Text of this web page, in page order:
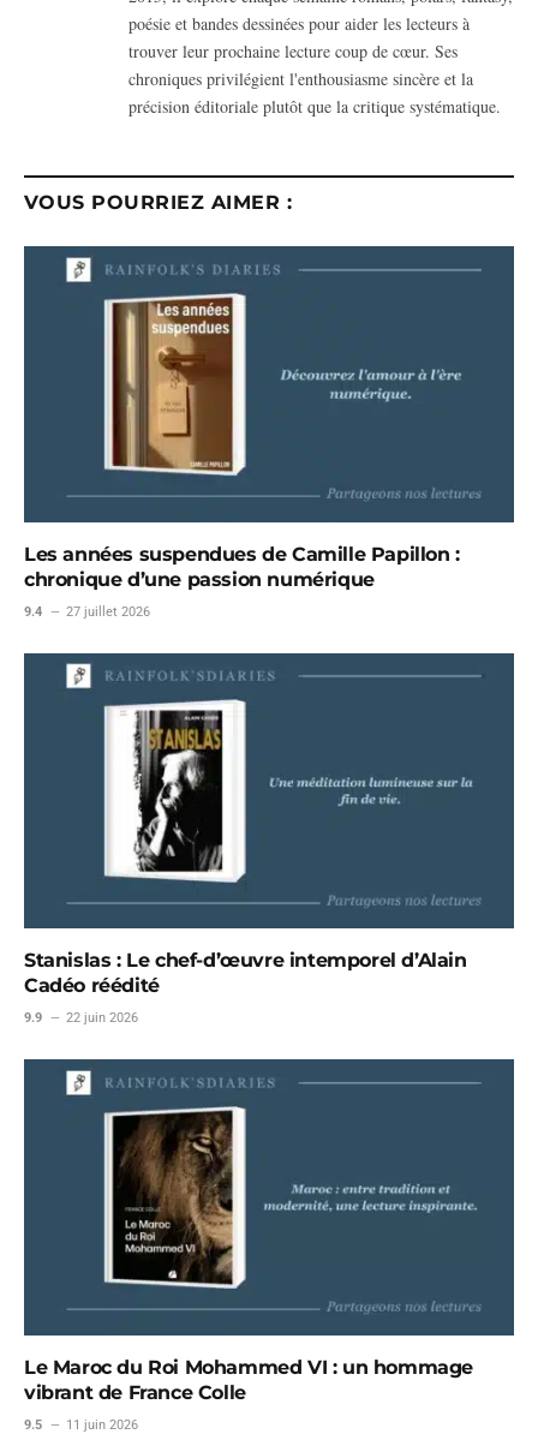
poésie et bandes dessinées pour aider les lecteurs à
trouver leur prochaine lecture coup de cœur. Ses
chroniques privilégient l'enthousiasme sincère et la
précision éditoriale plutôt que la critique systématique.
VOUS POURRIEZ AIMER :
Les années suspendues de Camille Papillon :
chronique d’une passion numérique
9.4 27 juillet 2026
Stanislas : Le chef-d’œuvre intemporel d’Alain
Cadéo réédité
9.9 22 juin 2026
Le Maroc du Roi Mohammed VI : un hommage
vibrant de France Colle
9.5 11 juin 2026